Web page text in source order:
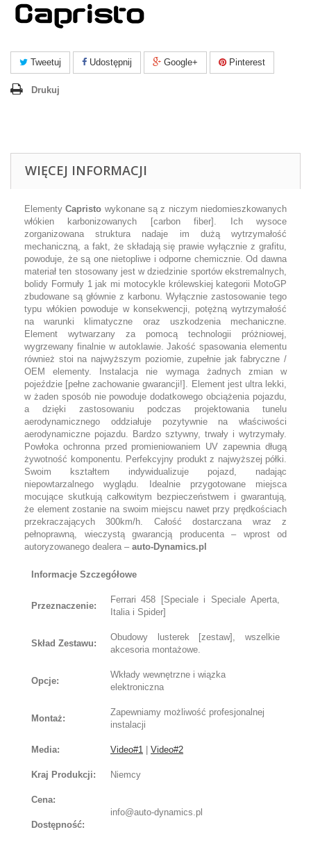
Tweetuj Udostępnij Google+ Pinterest
Drukuj
WIĘCEJ INFORMACJI
ElementyCapristo wykonane są z niczym niedomieszkowanych
włókien karbonizowanych [carbon fiber]. Ich wysoce
zorganizowana struktura nadaje im dużą wytrzymałość
mechaniczną, a fakt, że składają się prawie wyłącznie z grafitu,
powoduje, że są one nietopliwe i odporne chemicznie. Od dawna
materiał ten stosowany jest w dziedzinie sportów ekstremalnych,
bolidy Formuły 1 jak mi motocykle królewskiej kategorii MotoGP
zbudowane są głównie z karbonu. Wyłącznie zastosowanie tego
typu włókien powoduje w konsekwencji, potężną wytrzymałość
na warunki klimatyczne oraz uszkodzenia mechaniczne.
Element wytwarzany za pomocą technologii próżniowej,
wygrzewany finalnie w autoklawie. Jakość spasowania elementu
również stoi na najwyższym poziomie, zupełnie jak fabryczne /
OEM elementy. Instalacja nie wymaga żadnych zmian w
pojeździe [pełne zachowanie gwarancji!]. Element jest ultra lekki,
w żaden sposób nie powoduje dodatkowego obciążenia pojazdu,
a dzięki zastosowaniu podczas projektowania tunelu
aerodynamicznego oddziałuje pozytywnie na właściwości
aerodynamiczne pojazdu. Bardzo sztywny, trwały i wytrzymały.
Powłoka ochronna przed promieniowaniem UV zapewnia długą
żywotność komponentu. Perfekcyjny produkt z najwyższej półki.
Swoim kształtem indywidualizuje pojazd, nadając
niepowtarzalnego wyglądu. Idealnie przygotowane miejsca
mocujące skutkują całkowitym bezpieczeństwem i gwarantują,
że element zostanie na swoim miejscu nawet przy prędkościach
przekraczających 300km/h. Całość dostarczana wraz z
pełnoprawną, wieczystą gwarancją producenta – wprost od
autoryzowanego dealera – auto-Dynamics.pl
Informacje Szczegółowe
Przeznaczenie:
Ferrari 458 [Speciale i Speciale Aperta,
Italia i Spider]
Skład Zestawu:
Obudowy lusterek [zestaw], wszelkie
akcesoria montażowe.
Opcje:
Wkłady wewnętrzne i wiązka
elektroniczna
Montaż:
Zapewniamy możliwość profesjonalnej
instalacji
Media: Video#1 Video#2
Kraj Produkcji: Niemcy
Cena:
info@auto-dynamics.pl
Dostępność: